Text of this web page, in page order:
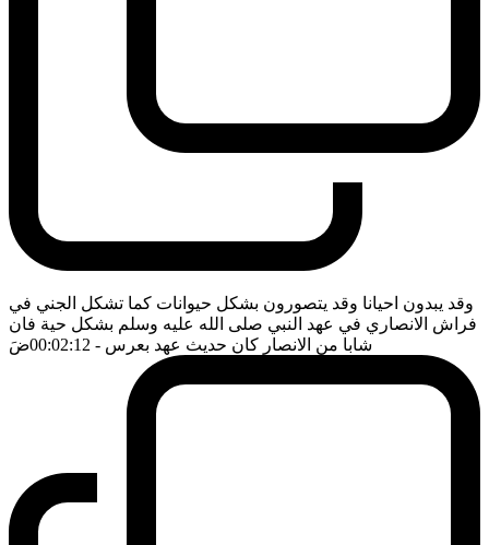
وقد يبدون احيانا وقد يتصورون بشكل حيوانات كما تشكل الجني في
فراش الانصاري في عهد النبي صلى الله عليه وسلم بشكل حية فان
شابا من الانصار كان حديث عهد بعرس - 00:02:12 ضَ